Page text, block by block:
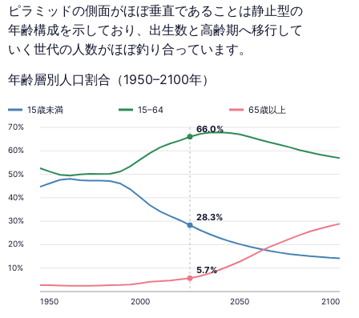
ピラミッドの側面がほぼ垂直であることは静止型の
年齢構成を示しており、出生数と高齢期へ移行して
いく世代の人数がほぼ釣り合っています。
年齢層別人口割合（1950–2100年）
10%
20%
30%
40%
50%
60%
70%
1950 2000 2050 2100
15歳未満 15–64 65歳以上
28.3%
5.7%
66.0%